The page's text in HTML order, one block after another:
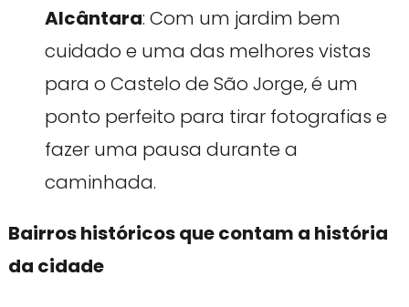
Alcântara: Com um jardim bem
cuidado e uma das melhores vistas
para o Castelo de São Jorge, é um
ponto perfeito para tirar fotografias e
fazer uma pausa durante a
caminhada.
Bairros históricos que contam a história
da cidade